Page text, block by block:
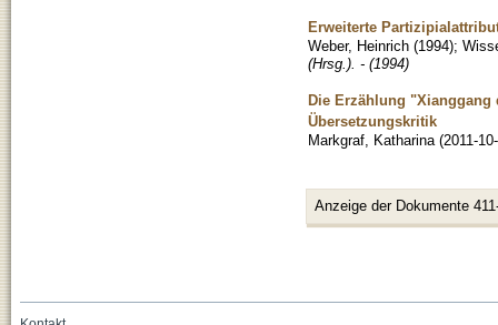
Erweiterte
Weber, Heinrich (1994);
(Hrsg.). - (1994)
Die Erzählung
Übersetzungskritik
Markgraf, Katharina (2011-
Anzeige der Dokumente